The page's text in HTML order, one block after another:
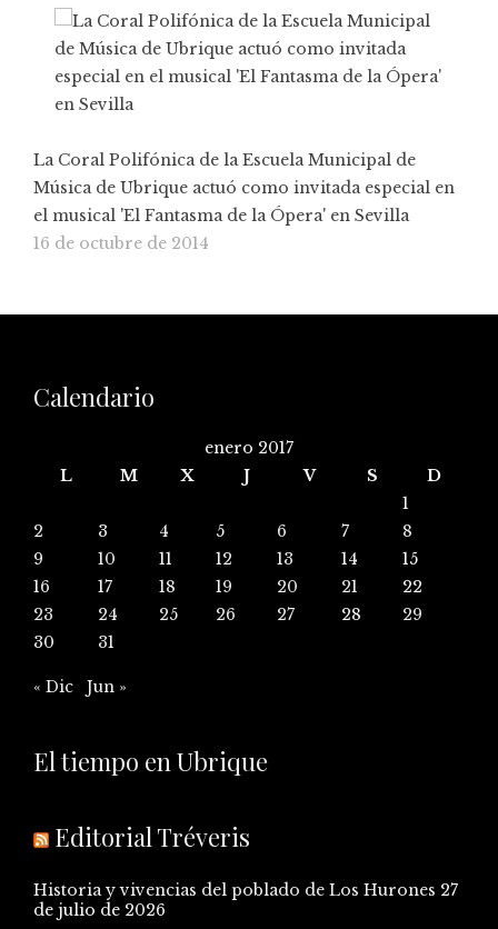
La Coral Polifónica de la Escuela Municipal de
Música de Ubrique actuó como invitada especial en
el musical 'El Fantasma de la Ópera' en Sevilla
16 de octubre de 2014
Calendario
enero 2017
L
M X J V S
D
1
2
3 4 5 6 7
8
9
10 11 12 13 14
15
16
17 18 19 20 21
22
23
24 25 26 27 28
29
30
31
« Dic Jun »
El tiempo en Ubrique
Editorial Tréveris
Historia y vivencias del poblado de Los Hurones 27
de julio de 2026